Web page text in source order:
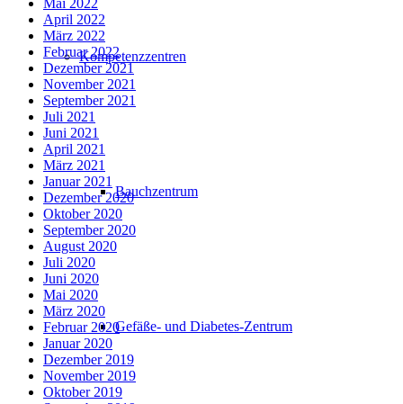
Kompetenzzentren
Bauchzentrum
Gefäße- und Diabetes-Zentrum
Mai 2022
April 2022
März 2022
Februar 2022
Dezember 2021
November 2021
September 2021
Juli 2021
Juni 2021
April 2021
März 2021
Januar 2021
Dezember 2020
Oktober 2020
September 2020
August 2020
Juli 2020
Juni 2020
Mai 2020
März 2020
Februar 2020
Januar 2020
Dezember 2019
November 2019
Oktober 2019